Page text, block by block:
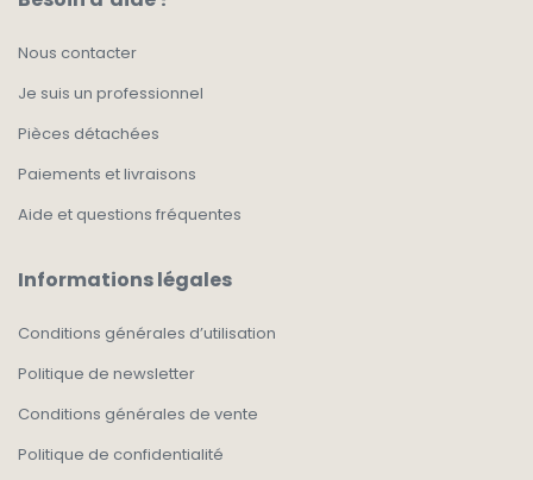
Nous contacter
Je suis un professionnel
Pièces détachées
Paiements et livraisons
Aide et questions fréquentes
Informations légales
Conditions générales d’utilisation
Politique de newsletter
Conditions générales de vente
Politique de confidentialité